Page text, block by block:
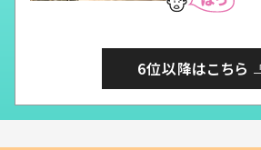
6位以降はこちら